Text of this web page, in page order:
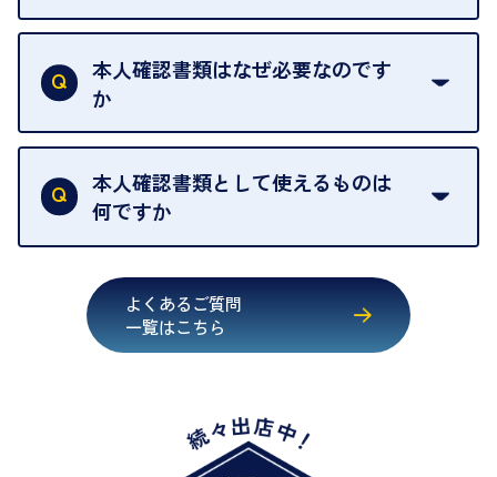
売却当日を含む8日間のうちに、お気軽にお申し出
出張買取のお品物は、8日間保管しております。
お品物の内容や点数によって異なりますが、店頭買
取の場合は1点あたり数分程度が目安です。大量の
お品物の場合は、お時間をいただくことがございま
本人確認書類はなぜ必要なのです
か
買取店は古物営業法により、お客様のご本人確認を
行うことが義務付けられています。安心してお取引
いただくためにも、ご協力をお願いいたします。
本人確認書類として使えるものは
何ですか
・健康保険証確認書
・マイナンバーカード
・在留カード
・旧パスポート
よくあるご質問
一覧はこちら